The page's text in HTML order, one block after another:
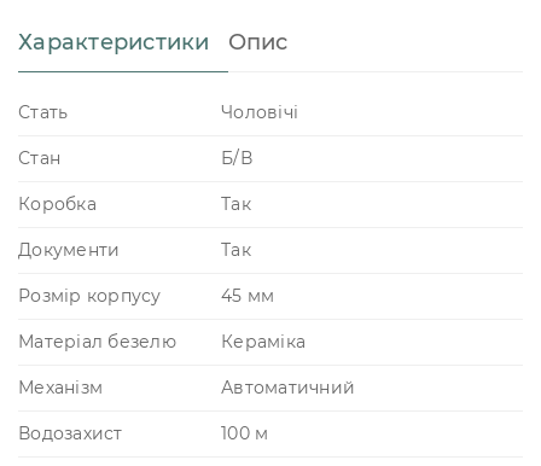
Характеристики Опис
Стать Чоловічі
Стан Б/В
Коробка Так
Документи Так
Розмір корпусу 45 мм
Матеріал безелю Кераміка
Механізм Автоматичний
Водозахист 100 м